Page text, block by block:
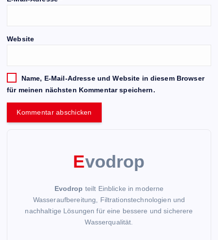
Website
Name, E-Mail-Adresse und Website in diesem Browser
für meinen nächsten Kommentar speichern.
Evodrop
Evodrop teilt Einblicke in moderne
Wasseraufbereitung, Filtrationstechnologien und
nachhaltige Lösungen für eine bessere und sicherere
Wasserqualität.